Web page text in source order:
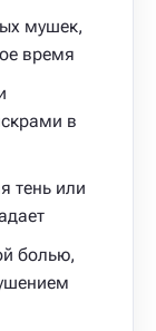
мушек,
время
в
тень или
болью,